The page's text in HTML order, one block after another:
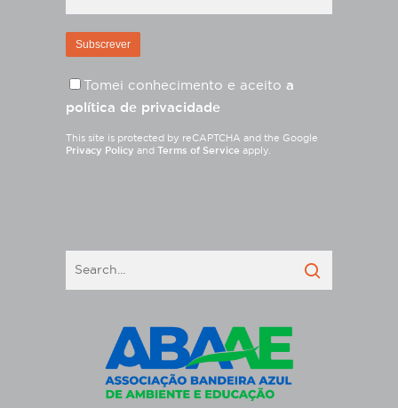
Tomei conhecimento e aceito a
política de privacidade
This site is protected by reCAPTCHA and the Google
Privacy Policy and Terms of Service apply.